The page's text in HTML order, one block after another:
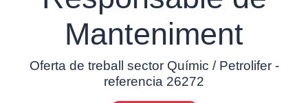
Manteniment
Oferta de treball sector Químic / Petrolifer -
referencia 26272